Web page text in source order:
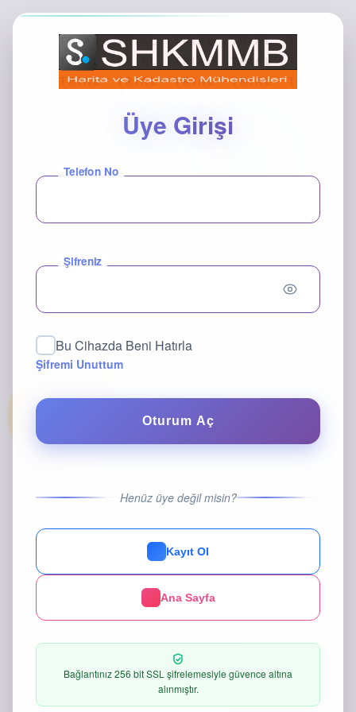
Üye Girişi
Telefon No
Şifreniz
Bu Cihazda Beni Hatırla
Şifremi Unuttum
Oturum Aç
Henüz üye değil misin?
Kayıt Ol
Ana Sayfa
Bağlantınız 256 bit SSL şifrelemesiyle güvence altına
alınmıştır.